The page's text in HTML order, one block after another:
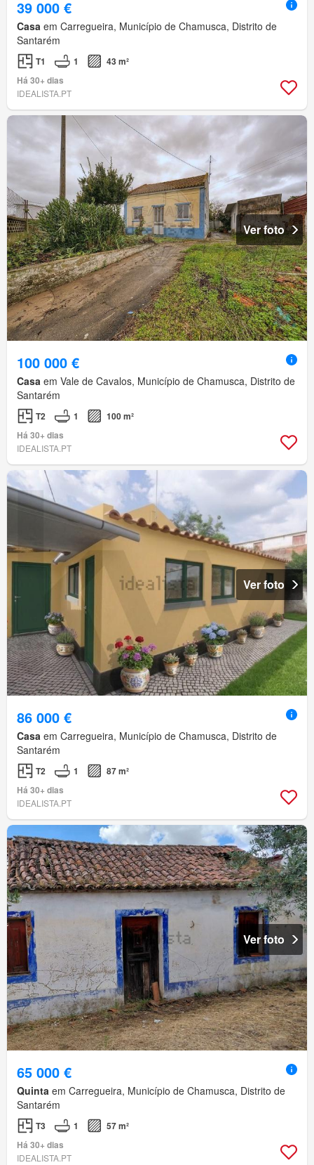
39 000 €
Casa em Carregueira, Município de Chamusca, Distrito de
Santarém
T1 1
43 m²
Há 30+ dias
IDEALISTA.PT
Ver foto
100 000 €
Casa em Vale de Cavalos, Município de Chamusca, Distrito de
Santarém
T2 1
100 m²
Há 30+ dias
IDEALISTA.PT
Ver foto
86 000 €
Casa em Carregueira, Município de Chamusca, Distrito de
Santarém
T2 1
87 m²
Há 30+ dias
IDEALISTA.PT
Ver foto
65 000 €
Quinta em Carregueira, Município de Chamusca, Distrito de
Santarém
T3 1
57 m²
Há 30+ dias
IDEALISTA.PT